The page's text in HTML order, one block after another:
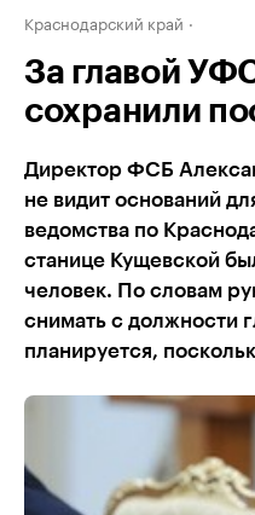
Краснодарский край
За главой
сохранили
Директор ФСБ
не видит оснований
ведомства по
станице Кущевской
человек. По словам
снимать с должности
планируется,